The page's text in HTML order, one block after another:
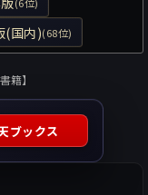
(国内)(68位)
籍】
ブックス